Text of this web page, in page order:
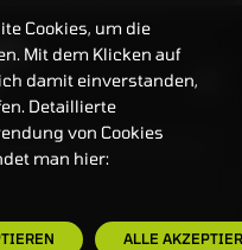
Cookies, um die
Mit dem Klicken auf
damit einverstanden,
Detaillierte
von Cookies
man hier:
ALLE